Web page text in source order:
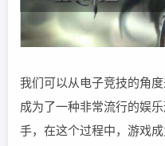
我们可以从电子竞技的角
成为了一种非常流行的娱
手，在这个过程中，游戏